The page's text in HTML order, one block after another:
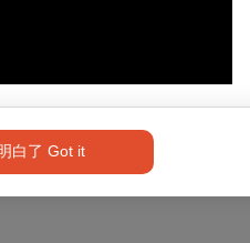
白了 Got it